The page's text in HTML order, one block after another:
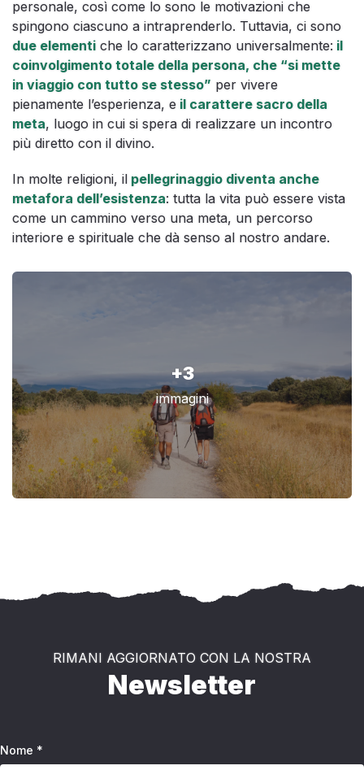
personale, così come lo sono le motivazioni che
spingono ciascuno a intraprenderlo. Tuttavia, ci sono
due elementi che lo caratterizzano universalmente: il
coinvolgimento totale della persona, che “si mette
in viaggio con tutto se stesso” per vivere
pienamente l’esperienza, e il carattere sacro della
meta, luogo in cui si spera di realizzare un incontro
più diretto con il divino.
In molte religioni, il pellegrinaggio diventa anche
metafora dell’esistenza: tutta la vita può essere vista
come un cammino verso una meta, un percorso
interiore e spirituale che dà senso al nostro andare.
+3
immagini
RIMANI AGGIORNATO CON LA NOSTRA
Newsletter
Nome *